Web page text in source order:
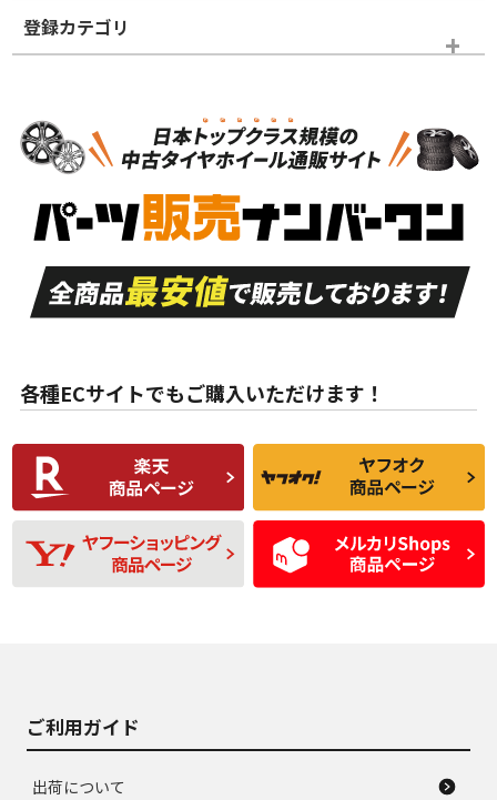
ホイールランク
S
品）
S
新車外し品（新古
付き
A
走行距離も少なく、
目立つ傷もほとんど
ない中古品
A
走行距離も少なく、
非常に状態の良い中
古品
な中古品
んどない中古品
C
比較的きれいな中古
品
C
られるが、使用に問
題のない中古品
D
使用感や目立つ傷が
あり、一般的な中古
品
D
残り溝も少なく、偏
磨耗がみられ、短期
間使用できるくらい
の中古品
登録カテゴリ
スタッドレスタイヤホイールセット
各種ECサイトでもご購入いただけます！
ご利用ガイド
出荷について